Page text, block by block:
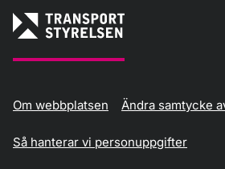
Om webbplatsen Ändra samtycke
Så hanterar vi personuppgifter